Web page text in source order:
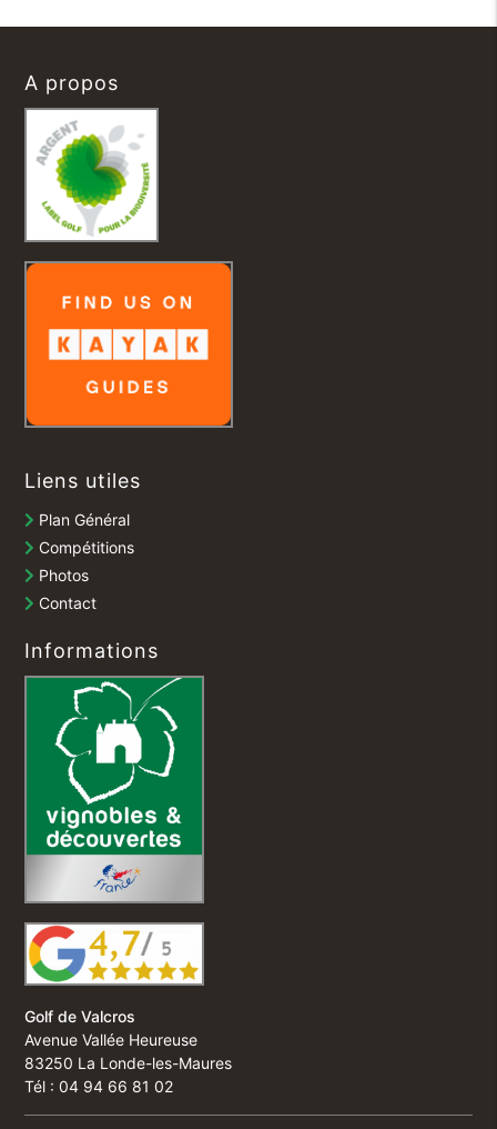
A propos
Liens utiles
Plan Général
Compétitions
Photos
Contact
Informations
Golf de Valcros
Avenue Vallée Heureuse
83250 La Londe-les-Maures
Tél : 04 94 66 81 02